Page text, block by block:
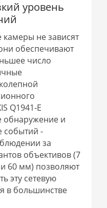
уровень
камеры не зависят
обеспечивают
число
Q1941-E
обнаружение и
событий -
за
объективов (7
60 мм) позволяют
эту сетевую
в большинстве